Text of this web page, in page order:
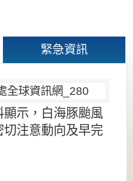
緊急資訊
示，白海豚颱風
注意動向及早完